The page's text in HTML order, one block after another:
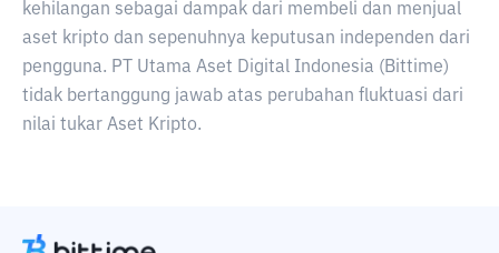
kehilangan sebagai dampak dari membeli dan menjual
aset kripto dan sepenuhnya keputusan independen dari
pengguna. PT Utama Aset Digital Indonesia (Bittime)
tidak bertanggung jawab atas perubahan fluktuasi dari
nilai tukar Aset Kripto.